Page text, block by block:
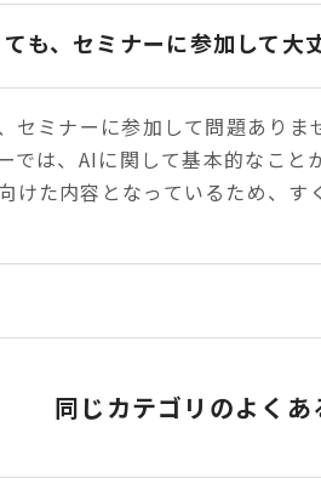
も、セミナーに参加して大
ミナーに参加して問題ありま
は、AIに関して基本的なこと
けた内容となっているため、
同じカテゴリのよくあ